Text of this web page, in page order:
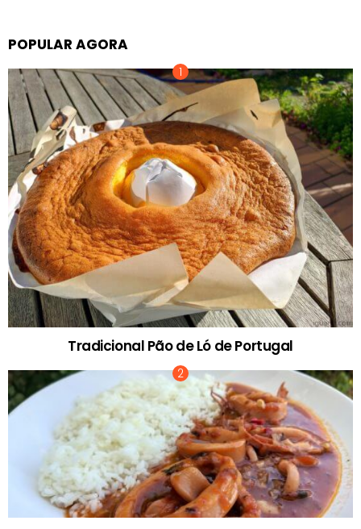
POPULAR AGORA
Tradicional Pão de Ló de Portugal